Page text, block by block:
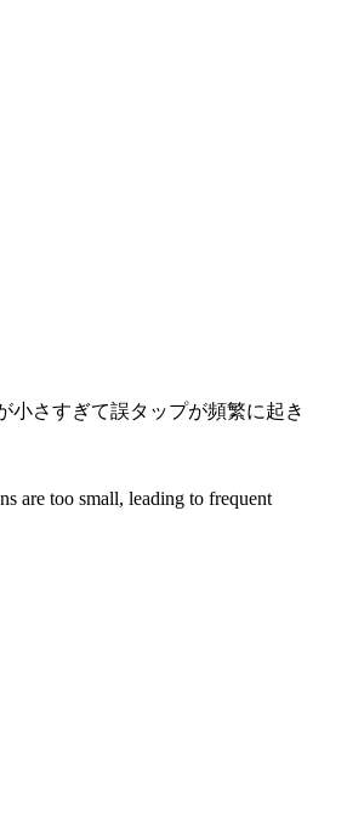
小さすぎて誤タップが頻繁に起き
are too small, leading to frequent